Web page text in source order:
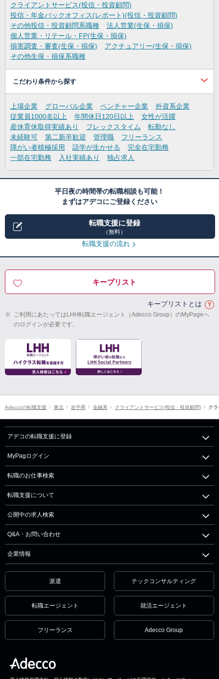
クライアントサービス(投信・投資顧問)
投信・年金バックオフィス(レポート)(投信・投資顧問)
その他投信・投資顧問系職種
法人営業(生保・損保)
個人営業・リテール・FP(生保・損保)
損害調査・審査(生保・損保)
アクチュアリー(生保・損保)
その他生保・損保系職種
こだわり条件から探す
上場企業 グローバル企業 ベンチャー企業
外資系企業
従業員1000名以上
年間休日120日以上
女性が活躍
産休育休取得実績あり
フレックスタイム
転勤なし
未経験可
第二新卒歓迎 管理職
フリーランス
障がい者積極採用
語学が生かせる
完全在宅勤務
一部在宅勤務
入社実績あり 独占求人
平日夜の時間帯の転職相談も可能！
まずはアデコにご登録ください
転職支援に登録
（無料）
転職支援の流れ
キープリスト
キープリストとは
※ ご利用にあたってはLHH転職エージェント（Adecco Group）のMyPageへ
のログインが必要です。
Adeccoの転職支援 東北 岩手県 金融系 クライアントサービス(投信・投資顧問) ク
アデコの転職支援に登録
MyPagログイン
転職のお仕事検索
転職支援について
公開中の求人検索
Q&A・お問い合わせ
企業情報
派遣 テックコンサルティング
転職エージェント 就活エージェント
フリーランス Adecco Group